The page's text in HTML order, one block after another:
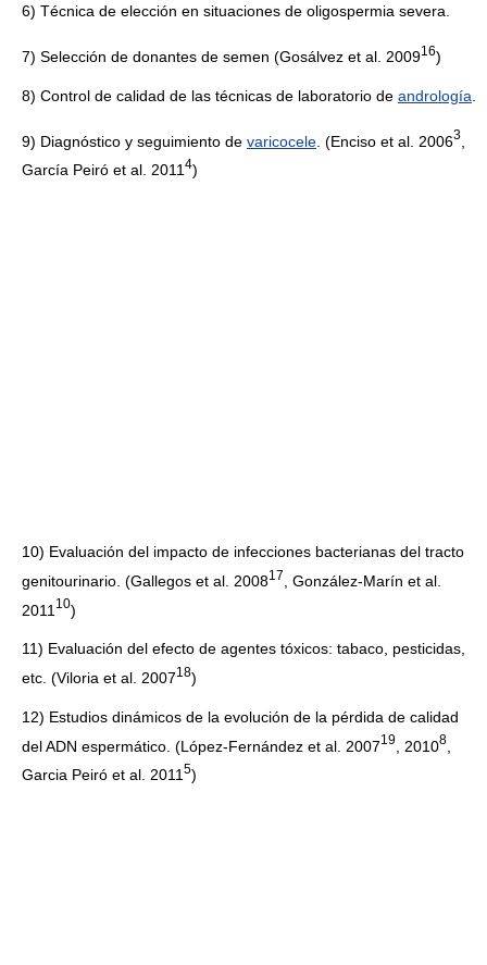
6) Técnica de elección en situaciones de oligospermia severa.
7) Selección de donantes de semen (Gosálvez et al. 20091 6)
8) Control de calidad de las técnicas de laboratorio de andrología
9) Diagnóstico y seguimiento de varicocele . (Enciso et al. 20063
García Peiró et al. 2011 4)
10) Evaluación del impacto de infecciones bacterianas del tracto
genitourinario. (Gallegos et al. 20081 7
, González-Marín et al.
2011 1 0)
11) Evaluación del efecto de agentes tóxicos: tabaco, pesticidas,
etc. (Viloria et al. 20071 8)
12) Estudios dinámicos de la evolución de la pérdida de calidad
del ADN espermático. (López-Fernández et al. 200719 , 20108
Garcia Peiró et al. 2011 5)